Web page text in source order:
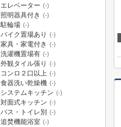
エレベーター (-)
照明器具付き (-)
駐輪場 (-)
バイク置場あり (-)
家具・家電付き (-)
洗濯機置場有 (-)
外観タイル張り (-)
コンロ２口以上 (-)
食器洗い乾燥機 (-)
システムキッチン (-)
対面式キッチン (-)
バス・トイレ別 (-)
追焚機能浴室 (-)